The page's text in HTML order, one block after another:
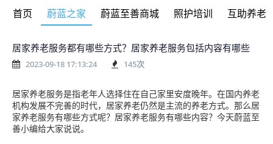
首页 蔚蓝之家 蔚蓝至善商城 照护培训 互助养老
居家养老服务都有哪些方式？居家养老服务包括内容有哪些
2023-09-18 17:13:24 145次
居家养老服务是指老年人选择住在自己家里安度晚年。在国内养老
机构发展不完善的时代，居家养老仍然是主流的养老方式。那么居
家养老服务有哪些方式呢？居家养老服务有哪些内容？今天蔚蓝至
善小编给大家说说。